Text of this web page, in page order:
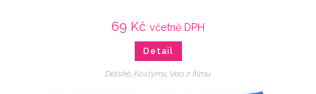
69 Kč včetně DPH
Detail
Dětské Kostýmy, Veci z filmu